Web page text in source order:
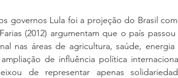
governos Lula foi a projeção do Brasil
(2012) argumentam que o país passou
nas áreas de agricultura, saúde, energia
de influência política
de representar apenas